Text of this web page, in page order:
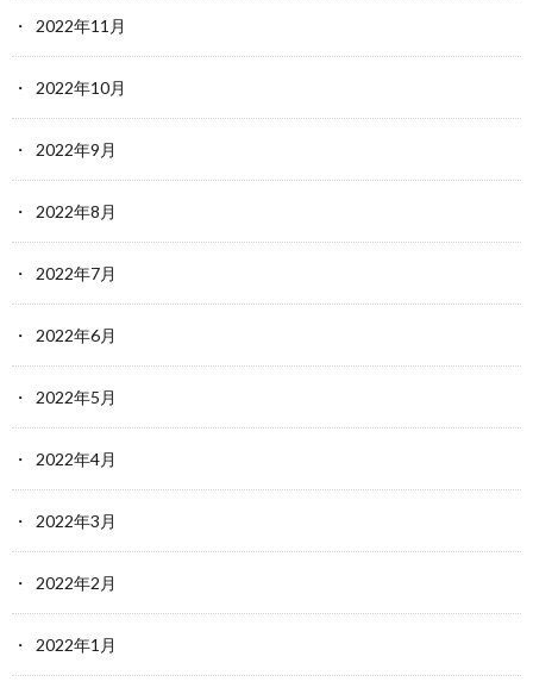
2022年11月
2022年10月
2022年9月
2022年8月
2022年7月
2022年6月
2022年5月
2022年4月
2022年3月
2022年2月
2022年1月